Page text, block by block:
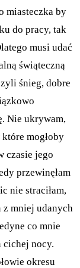
miasteczka by
do pracy, tak
musi udać
świąteczną
śnieg, dobre
Nie ukrywam,
mogłoby
czasie jego
przewinęłam
nie straciłam,
z mniej udanych
co mnie
cichej nocy.
okresu